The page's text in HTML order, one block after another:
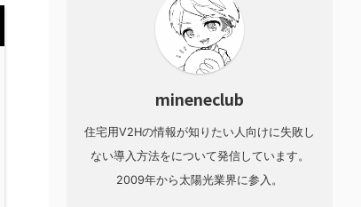
mineneclub
住宅用V2Hの情報が知りたい人向けに失敗し
ない導入方法をについて発信しています。
2009年から太陽光業界に参入。